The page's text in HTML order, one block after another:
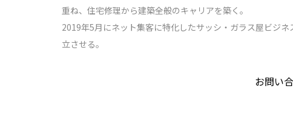
重ね、住宅修理から建築全般のキャリアを築く。
2019年5月にネット集客に特化したサッシ・ガラス屋ビジ
立させる。
お問い